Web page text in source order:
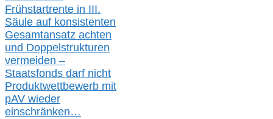
Frühstartrente in III.
Säule auf konsistenten
Gesamtansatz achten
und Doppelstrukturen
vermeiden –
Staatsfonds darf nicht
Produktwettbewerb mit
pAV wieder
einschränken…